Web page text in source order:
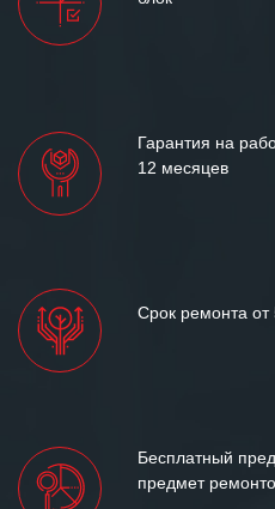
Гарантия на
12 месяцев
Срок ремонта от
Бесплатный
предмет